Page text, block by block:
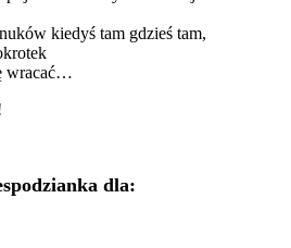
kiedyś tam gdzieś tam,
wracać…
dla: